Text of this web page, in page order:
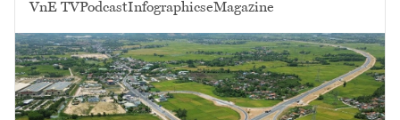
VnE TVPodcastInfographicseMagazine